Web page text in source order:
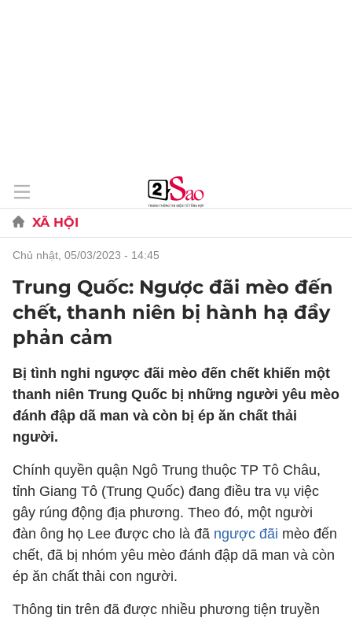
XÃ HỘI
chủ nhật, 05/03/2023 - 14:45
Trung Quốc: Ngược đãi mèo đến
chết, thanh niên bị hành hạ đầy
phản cảm
Bị tình nghi ngược đãi mèo đến chết khiến một
thanh niên Trung Quốc bị những người yêu mèo
đánh đập dã man và còn bị ép ăn chất thải
người.
Chính quyền quận Ngô Trung thuộc TP Tô Châu,
tỉnh Giang Tô (Trung Quốc) đang điều tra vụ việc
gây rúng động địa phương. Theo đó, một người
đàn ông họ Lee được cho là đã ngược đãi mèo đến
chết, đã bị nhóm yêu mèo đánh đập dã man và còn
ép ăn chất thải con người.
Thông tin trên đã được nhiều phương tiện truyền